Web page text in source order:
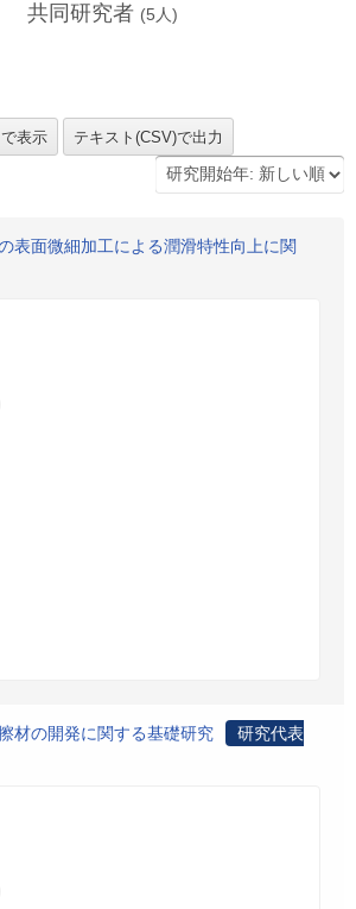
共同研究者 (5 人)
表面微細加工による潤滑特性向上に関
材の開発に関する基礎研究
研究代表